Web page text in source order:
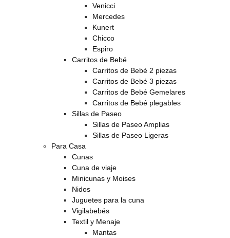
Venicci
Mercedes
Kunert
Chicco
Espiro
Carritos de Bebé
Carritos de Bebé 2 piezas
Carritos de Bebé 3 piezas
Carritos de Bebé Gemelares
Carritos de Bebé plegables
Sillas de Paseo
Sillas de Paseo Amplias
Sillas de Paseo Ligeras
Para Casa
Cunas
Cuna de viaje
Minicunas y Moises
Nidos
Juguetes para la cuna
Vigilabebés
Textil y Menaje
Mantas